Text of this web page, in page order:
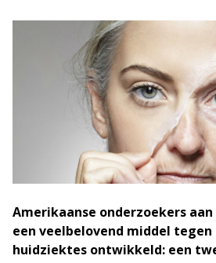
Amerikaanse onderzoekers
een veelbelovend middel tegen
huidziektes ontwikkeld: een